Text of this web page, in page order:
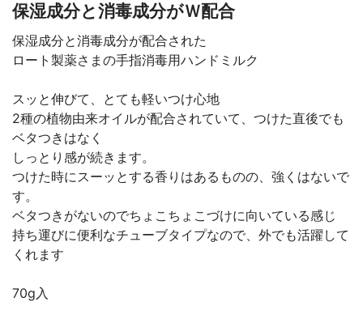
保湿成分と消毒成分がＷ配合
保湿成分と消毒成分が配合された
ロート製薬さまの手指消毒用ハンドミルク
スッと伸びて、とても軽いつけ心地
2種の植物由来オイルが配合されていて、つけた直後でも
ベタつきはなく
しっとり感が続きます。
つけた時にスーッとする香りはあるものの、強くはないで
す。
ベタつきがないのでちょこちょこづけに向いている感じ
持ち運びに便利なチューブタイプなので、外でも活躍して
くれます
70g入